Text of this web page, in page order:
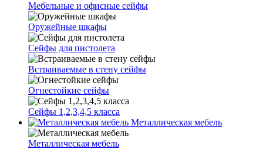
Мебельные и офисные сейфы
Оружейные шкафы
Сейфы для пистолета
Встраиваемые в стену сейфы
Огнестойкие сейфы
Сейфы 1,2,3,4,5 класса
Металлическая мебель
Металлическая мебель